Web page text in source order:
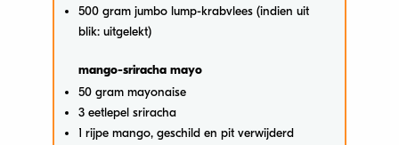
500 gram jumbo lump-krabvlees (indien uit
blik: uitgelekt)
mango-sriracha mayo
50 gram mayonaise
3 eetlepel sriracha
1 rijpe mango, geschild en pit verwijderd